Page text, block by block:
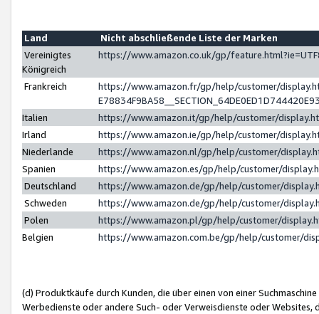
Land
Nicht abschließende Liste der Marken
Vereinigtes
Königreich
https://www.amazon.co.uk/gp/
Frankreich
https://www.amazon.fr/gp/help/customer/
Italien
https://www.amazon.it/gp/help/customer/
Irland
https://www.amazon.ie/gp/help/customer/
Niederlande
https://www.amazon.nl/gp/help/customer/
Spanien
https://www.amazon.es/gp/help/customer/
Deutschland
https://www.amazon.de/gp/help/customer/
Schweden
https://www.amazon.de/gp/help/customer/
Polen
https://www.amazon.pl/gp/help/customer/
Belgien
https://www.amazon.com.be/gp/help/customer/
(d) Produktkäufe durch Kunden, die über einen von einer
Werbedienste oder andere Such- oder Verweisdienste oder Websites,